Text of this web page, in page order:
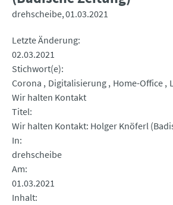
drehscheibe 01.03.2021
Letzte Änderung
02.03.2021
Stichwort(e)
Corona
Digitalisierung Home-Office
Wir halten Kontakt
Titel
Wir halten Kontakt: Holger Knöferl
In
drehscheibe
Am
01.03.2021
Inhalt